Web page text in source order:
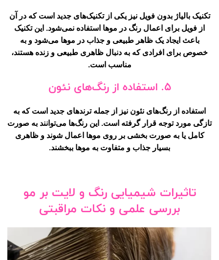
تکنیک بالیاژ بدون فویل نیز یکی از تکنیک‌های جدید است که در آن
از فویل برای اعمال رنگ در موها استفاده نمی‌شود. این تکنیک
باعث ایجاد یک ظاهر طبیعی و جذاب در موها می‌شود و به
خصوص برای افرادی که به دنبال ظاهری طبیعی و زنده هستند،
مناسب است.
۵. استفاده از رنگ‌های نئون
استفاده از رنگ‌های نئون نیز از جمله ترندهای جدید است که به
تازگی مورد توجه قرار گرفته است. این رنگ‌ها می‌توانند به صورت
کامل یا به صورت بخشی بر روی موها اعمال شوند و ظاهری
بسیار جذاب و متفاوت به موها ببخشند.
تاثیرات شیمیایی رنگ و لایت بر مو
بررسی علمی و نکات مراقبتی